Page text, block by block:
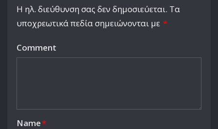
Η ηλ. διεύθυνση σας δεν δημοσιεύεται. Τα
υποχρεωτικά πεδία σημειώνονται με *
Comment
Name*